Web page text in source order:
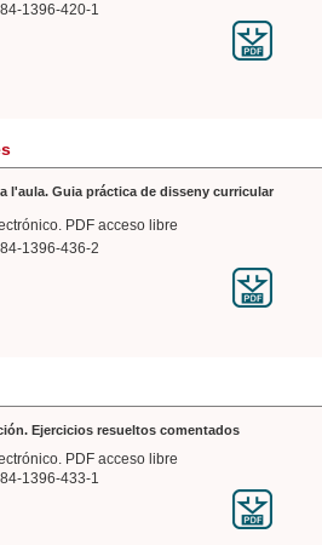
1396-420-1
l'aula. Guia práctica de disseny curricular
PDF acceso libre
1396-436-2
Ejercicios resueltos comentados
PDF acceso libre
1396-433-1